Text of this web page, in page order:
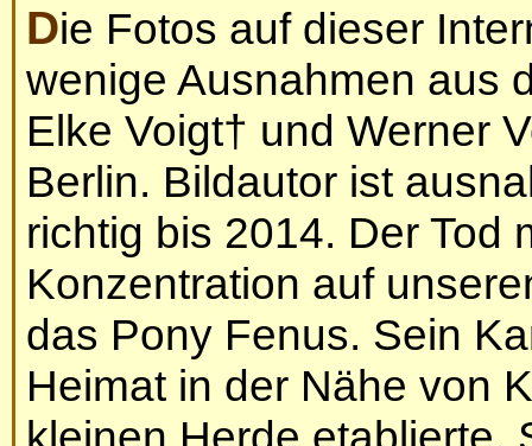
Die Fotos auf dieser Internetseite stammen bis auf
wenige Ausnahmen aus
Elke Voigt† und Werner
Berlin. Bildautor ist
richtig bis 2014. Der Tod
Konzentration auf
das Pony Fenus. Sein
Heimat in der Nähe von